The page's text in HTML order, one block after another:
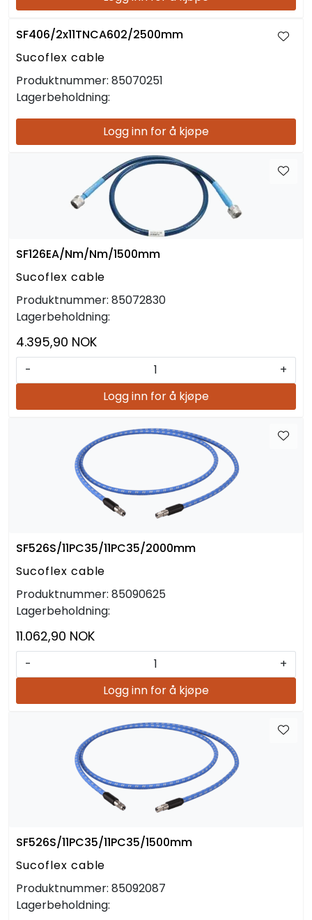
SF406/2x11TNCA602/2500mm
Sucoflex cable
Produktnummer: 85070251
Lagerbeholdning:
Logg inn for å kjøpe
SF126EA/Nm/Nm/1500mm
Sucoflex cable
Produktnummer: 85072830
Lagerbeholdning:
4.395,90 NOK
-
+
Logg inn for å kjøpe
SF526S/11PC35/11PC35/2000mm
Sucoflex cable
Produktnummer: 85090625
Lagerbeholdning:
11.062,90 NOK
-
+
Logg inn for å kjøpe
SF526S/11PC35/11PC35/1500mm
Sucoflex cable
Produktnummer: 85092087
Lagerbeholdning: